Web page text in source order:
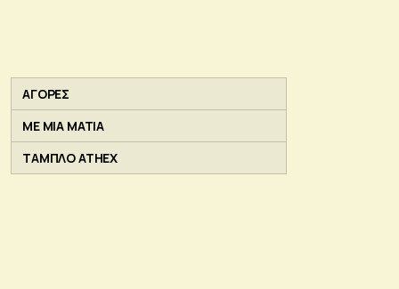
ΑΓΟΡΕΣ
ΜΕ ΜΙΑ ΜΑΤΙΑ
ΤΑΜΠΛΟ ATHEX